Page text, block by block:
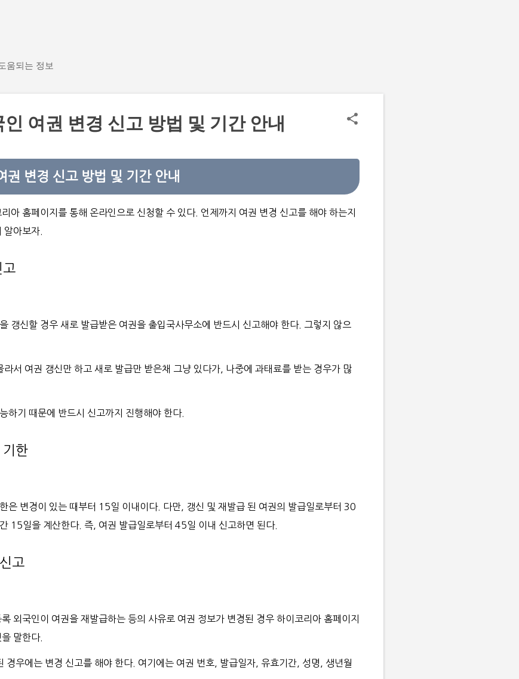
움되는 정보
여권 변경 신고 방법 및 기간 안내
권 변경 신고 방법 및 기간 안내
아 홈페이지를 통해 온라인으로 신청할 수 있다. 언제까지 여권 변경 신고를 해야 하는지
알아보자.
고
갱신할 경우 새로 발급받은 여권을 출입국사무소에 반드시 신고해야 한다. 그렇지 않으
라서 여권 갱신만 하고 새로 발급만 받은채 그냥 있다가, 나중에 과태료를 받는 경우가 많
하기 때문에 반드시 신고까지 진행해야 한다.
기한
은 변경이 있는 때부터 15일 이내이다. 다만, 갱신 및 재발급 된 여권의 발급일로부터 30
15일을 계산한다. 즉, 여권 발급일로부터 45일 이내 신고하면 된다.
고
외국인이 여권을 재발급하는 등의 사유로 여권 정보가 변경된 경우 하이코리아 홈페이지
말한다.
경우에는 변경 신고를 해야 한다. 여기에는 여권 번호, 발급일자, 유효기간, 성명, 생년월